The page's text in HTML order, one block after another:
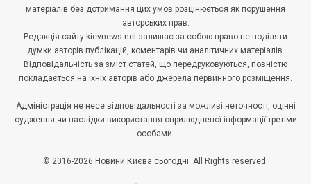
матеріалів без дотримання цих умов розцінюється як порушення
авторських прав.
Редакція сайту kievnews.net залишає за собою право не поділяти
думки авторів публікацій, коментарів чи аналітичних матеріалів.
Відповідальність за зміст статей, що передруковуються, повністю
покладається на їхніх авторів або джерела первинного розміщення.
Адміністрація не несе відповідальності за можливі неточності, оцінні
судження чи наслідки використання оприлюдненої інформації третіми
особами.
© 2016-2026 Новини Києва сьогодні. All Rights reserved.